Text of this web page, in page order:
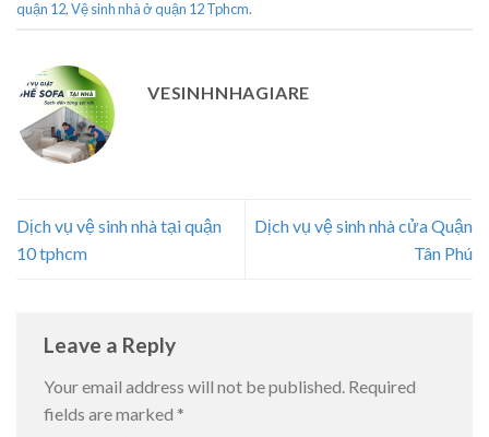
quận 12,Vệ sinh nhà ở quận 12 Tphcm.
VESINHNHAGIARE
Dịch vụ vệ sinh nhà tại quận
10 tphcm
Dịch vụ vệ sinh nhà cửa Quận
Tân Phú
Leave a Reply
Your email address will not be published. Required
fields are marked *